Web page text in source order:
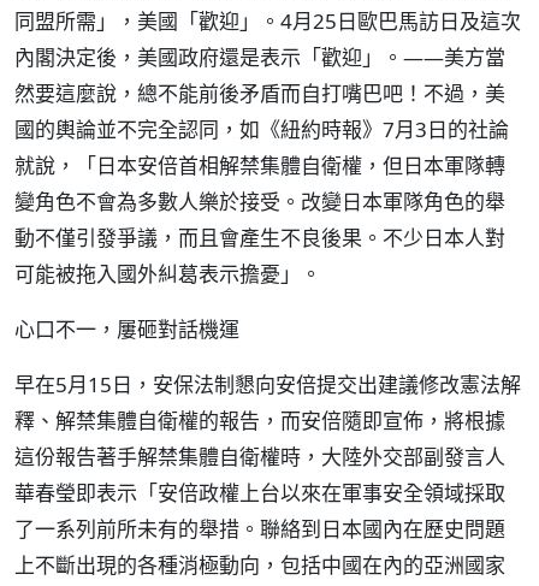
同盟所需」，美國「歡迎」。4月25日歐巴馬訪日及這次
內閣決定後，美國政府還是表示「歡迎」。——美方當
然要這麼說，總不能前後矛盾而自打嘴巴吧！不過，美
國的輿論並不完全認同，如《紐約時報》7月3日的社論
就說，「日本安倍首相解禁集體自衛權，但日本軍隊轉
變角色不會為多數人樂於接受。改變日本軍隊角色的舉
動不僅引發爭議，而且會產生不良後果。不少日本人對
可能被拖入國外糾葛表示擔憂」。
心口不一，屢砸對話機運
早在5月15日，安保法制懇向安倍提交出建議修改憲法解
釋、解禁集體自衛權的報告，而安倍隨即宣佈，將根據
這份報告著手解禁集體自衛權時，大陸外交部副發言人
華春瑩即表示「安倍政權上台以來在軍事安全領域採取
了一系列前所未有的舉措。聯絡到日本國內在歷史問題
上不斷出現的各種消極動向，包括中國在內的亞洲國家